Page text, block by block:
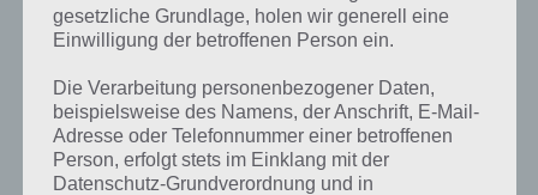
schnell die Antworten und
Lösungen der über 300 Level
finden!
Du findest Lösungen auch ohne unsere Hilfe, indem du in der App
gesetzliche Grundlage, holen wir generell eine
Einwilligung der betroffenen Person ein.
Die Verarbeitung personenbezogener Daten,
beispielsweise des Namens, der Anschrift, E-Mail-
Adresse oder Telefonnummer einer betroffenen
Person, erfolgt stets im Einklang mit der
Datenschutz-Grundverordnung und in